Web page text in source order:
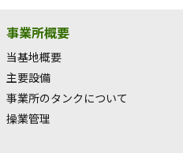
事業所概要
当基地概要
主要設備
事業所のタンクについて
操業管理